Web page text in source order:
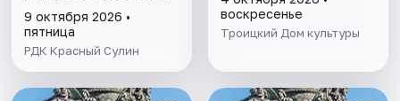
9 октября 2026 •
пятница
РДК Красный Сулин
воскресенье
Троицкий Дом культуры